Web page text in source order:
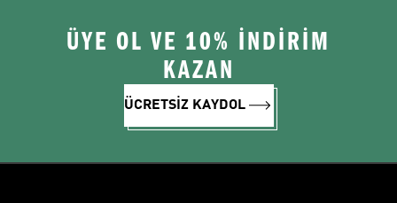
ÜYE OL VE 10% İNDİRİM
KAZAN
ÜCRETSİZ KAYDOL